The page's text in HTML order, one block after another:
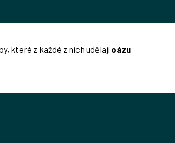
které z každé z nich udělajíoázu